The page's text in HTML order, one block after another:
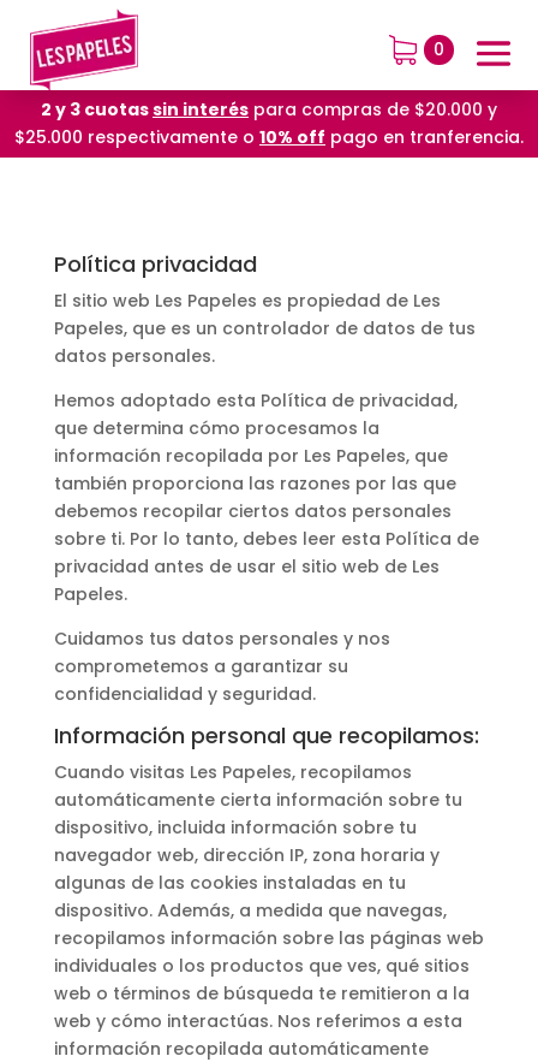
0
2 y 3 cuotassin interés para compras de $20.000 y
$25.000 respectivamente o 10% off pago en tranferencia.
Política privacidad
El sitio web Les Papeles es propiedad de Les
Papeles, que es un controlador de datos de tus
datos personales.
Hemos adoptado esta Política de privacidad,
que determina cómo procesamos la
información recopilada por Les Papeles, que
también proporciona las razones por las que
debemos recopilar ciertos datos personales
sobre ti. Por lo tanto, debes leer esta Política de
privacidad antes de usar el sitio web de Les
Papeles.
Cuidamos tus datos personales y nos
comprometemos a garantizar su
confidencialidad y seguridad.
Información personal que recopilamos:
Cuando visitas Les Papeles, recopilamos
automáticamente cierta información sobre tu
dispositivo, incluida información sobre tu
navegador web, dirección IP, zona horaria y
algunas de las cookies instaladas en tu
dispositivo. Además, a medida que navegas,
recopilamos información sobre las páginas web
individuales o los productos que ves, qué sitios
web o términos de búsqueda te remitieron a la
web y cómo interactúas. Nos referimos a esta
información recopilada automáticamente